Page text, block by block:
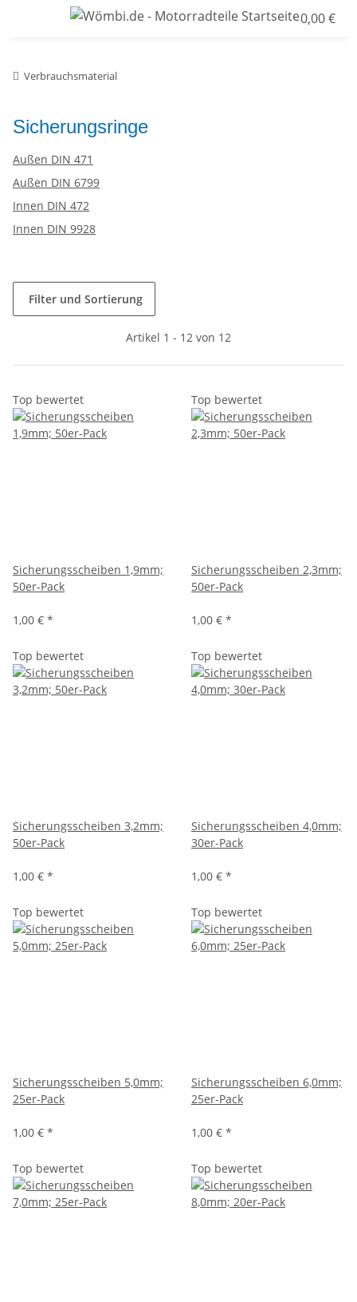
0,00 €
Verbrauchsmaterial
Sicherungsringe
Außen DIN 471
Außen DIN 6799
Innen DIN 472
Innen DIN 9928
Filter und Sortierung
Artikel 1 - 12 von 12
Top bewertet
Sicherungsscheiben 1,9mm;
50er-Pack
1,00 € *
Top bewertet
Sicherungsscheiben 2,3mm;
50er-Pack
1,00 € *
Top bewertet
Sicherungsscheiben 3,2mm;
50er-Pack
1,00 € *
Top bewertet
Sicherungsscheiben 4,0mm;
30er-Pack
1,00 € *
Top bewertet
Sicherungsscheiben 5,0mm;
25er-Pack
1,00 € *
Top bewertet
Sicherungsscheiben 6,0mm;
25er-Pack
1,00 € *
Top bewertet Top bewertet